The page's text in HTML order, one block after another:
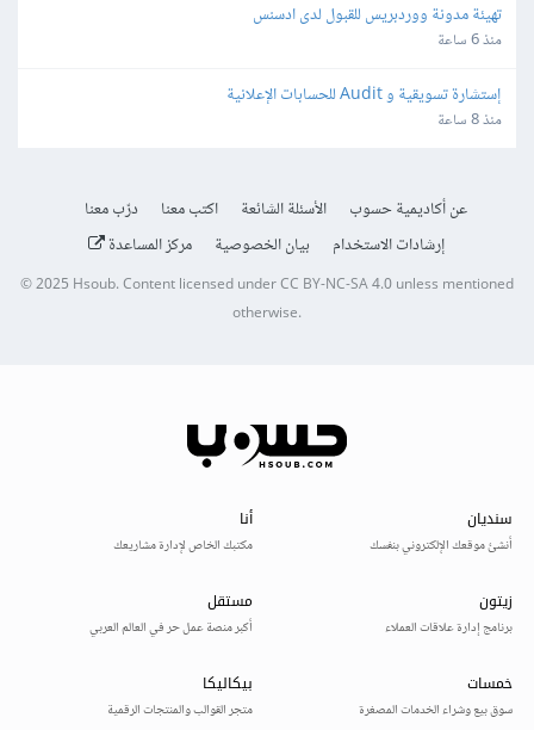
تهيئة مدونة ووردبريس للقبول لدى ادسنس
منذ 6 ساعة
إستشارة تسويقية و Audit للحسابات الإعلانية
منذ 8 ساعة
عن أكاديمية حسوب الأسئلة الشائعة اكتب معنا
درّب معنا
إرشادات الاستخدام
بيان الخصوصية مركز المساعدة
© 2025 Hsoub.Content licensed underCC BY-NC-SA 4.0unless mentioned
otherwise.